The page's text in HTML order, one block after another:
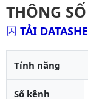
THÔNG
TẢI
Tính năng
Số kênh